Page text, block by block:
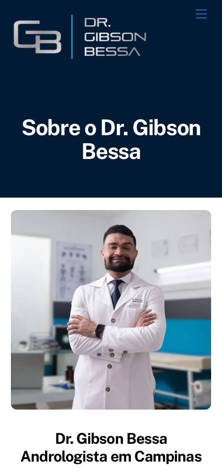
content
Sobre o Dr. Gibson
Bessa
Dr. Gibson Bessa
Andrologista em Campinas